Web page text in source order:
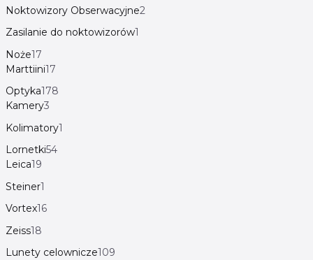
Noktowizory Obserwacyjne2
Zasilanie do noktowizorów1
Noże17
Marttiini17
Optyka178
Kamery3
Kolimatory1
Lornetki54
Leica19
Steiner1
Vortex16
Zeiss18
Lunety celownicze109